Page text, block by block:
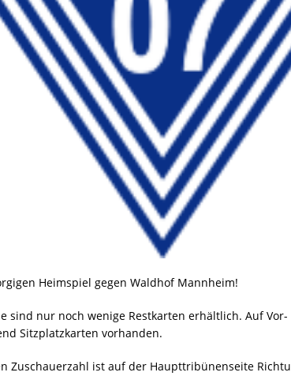
Heimspiel gegen Waldhof Mannheim!
sind nur noch wenige Restkarten erhältlich. Auf
Sitzplatzkarten vorhanden.
Zuschauerzahl ist auf der Haupttribünenseite